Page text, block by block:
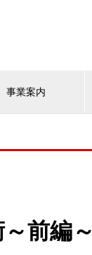
事業案内
前編～